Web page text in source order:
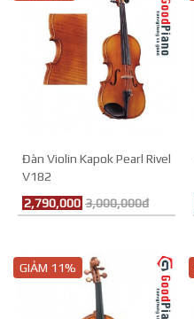
Đàn Violin Kapok Pearl Rivel
V182
2,790,000 3,000,000đ
GIẢM 11%